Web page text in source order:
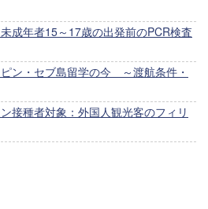
未成年者15～17歳の出発前のPCR検査
ピン・セブ島留学の今 ～渡航条件・
ン接種者対象：外国人観光客のフィリ